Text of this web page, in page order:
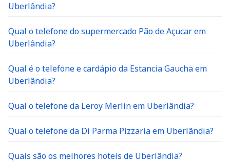
Uberlândia?
Qual o telefone do supermercado Pão de Açucar em
Uberlândia?
Qual é o telefone e cardápio da Estancia Gaucha em
Uberlândia?
Qual o telefone da Leroy Merlin em Uberlândia?
Qual o telefone da Di Parma Pizzaria em Uberlândia?
Quais são os melhores hoteis de Uberlândia?